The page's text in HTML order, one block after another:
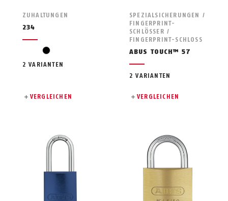
ZUHALTUNGEN
234
black
2 VARIANTEN
VERGLEICHEN
SPEZIALSICHERUNGEN /
FINGERPRINT-
SCHLÖSSER /
FINGERPRINT-SCHLOSS
ABUS TOUCH™ 57
2 VARIANTEN
VERGLEICHEN